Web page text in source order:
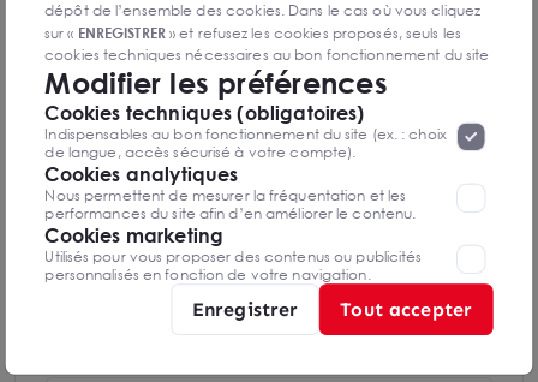
Stéphane JEUDON
Le Mans
0243281111
Mettre en favoris
Nom Prénom
Email
dépôt de l’ensemble des cookies. Dans le cas où vous cliquez
sur « ENREGISTRER» et refusez les cookies proposés, seuls les
cookies techniques nécessaires au bon fonctionnement du site
seront déposés. Pour plus d’informations, vous pouvez consulter
«Protection des données à caractère
personnel ».Lorsque vous naviguez sur notre site internet, il
peut être amenée à déposer des cookies. Vous avez la
possibilité de désactiver les cookies, ces réglages ne seront
valables que sur le navigateur que vous utilisez actuellement
Modifier les préférences
Cookies techniques (obligatoires)
Indispensables au bon fonctionnement du site (ex. : choix
de langue, accès sécurisé à votre compte).
Cookies analytiques
Nous permettent de mesurer la fréquentation et les
performances du site afin d’en améliorer le contenu.
Cookies marketing
Utilisés pour vous proposer des contenus ou publicités
personnalisés en fonction de votre navigation.
Enregistrer Tout accepter